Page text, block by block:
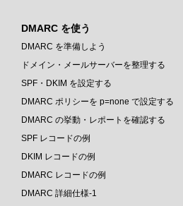
DMARC を使う
DMARC を準備しよう
ドメイン・メールサーバーを整理する
SPF・DKIM を設定する
DMARC ポリシーを p=none で設定する
DMARC の挙動・レポートを確認する
SPF レコードの例
DKIM レコードの例
DMARC レコードの例
DMARC 詳細仕様-1